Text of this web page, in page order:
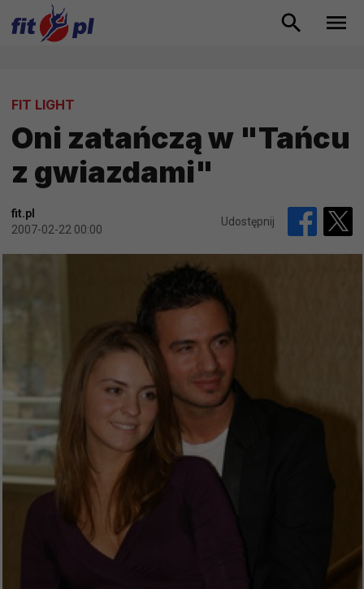
FIT LIGHT
Oni zatańczą w "Tańcu
z gwiazdami"
fit.pl
2007-02-22 00:00
Udostępnij